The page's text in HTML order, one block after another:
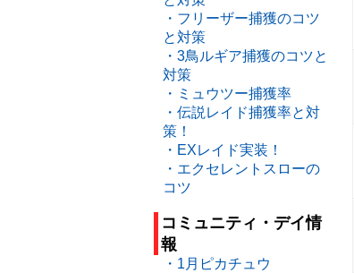
・フリーザー捕獲のコツ
と対策
・3鳥ルギア捕獲のコツと
対策
・ミュウツー捕獲率
・伝説レイド捕獲率と対
策！
・EXレイド実装！
・エクセレントスローの
コツ
コミュニティ・デイ情
報
・1月ピカチュウ